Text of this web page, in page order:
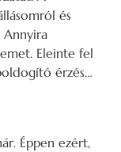
és
Annyira
Eleinte fel
érzés…
Éppen ezért,